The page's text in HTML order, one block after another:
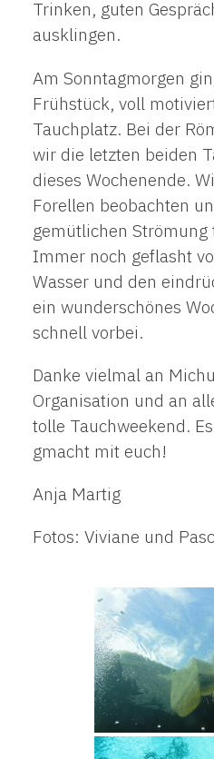
Trinken, guten
ausklingen.
Am Sonntagmorgen
Frühstück, voll
Tauchplatz. Bei der
wir die letzten beiden
dieses Wochenende.
Forellen beobachten
gemütlichen Strömung
Immer noch geflasht
Wasser und den
ein wunderschönes
schnell vorbei.
Danke vielmal an
Organisation und an
tolle Tauchweekend.
gmacht mit euch!
Anja Martig
Fotos: Viviane und